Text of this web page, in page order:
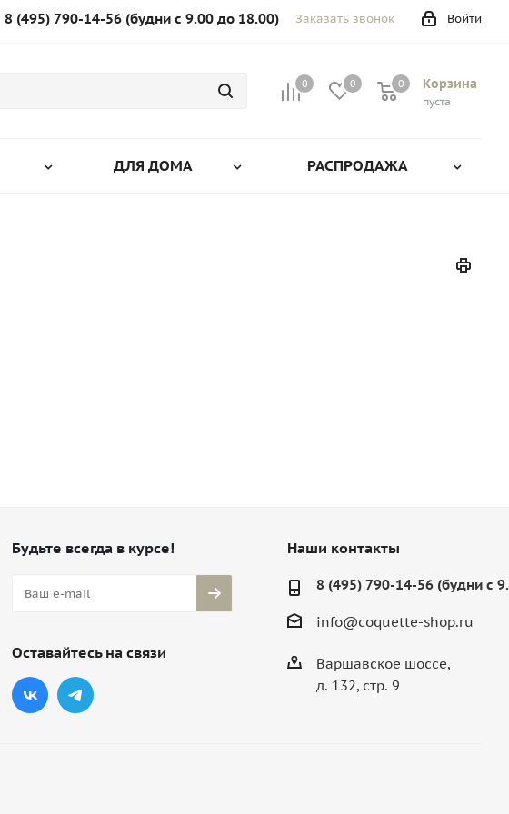
Войти
8 (495) 790-14-56 (будни с 9.00 до 18.00) Заказать звонок
0 0 Корзина
0
пуста
0
ДЛЯ ДОМА РАСПРОДАЖА
Будьте всегда в курсе!
Оставайтесь на связи
Наши контакты
8 (495) 790-14-56 (будни с
info@coquette-shop.ru
Варшавское шоссе,
д. 132, стр. 9